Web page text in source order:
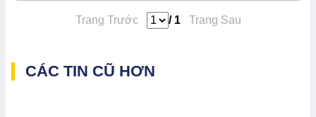
Trang Trước / 1 Trang Sau
CÁC TIN CŨ HƠN